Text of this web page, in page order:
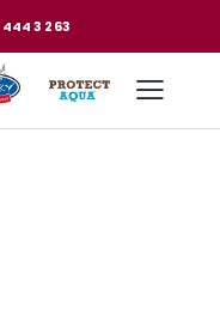
444 3 263